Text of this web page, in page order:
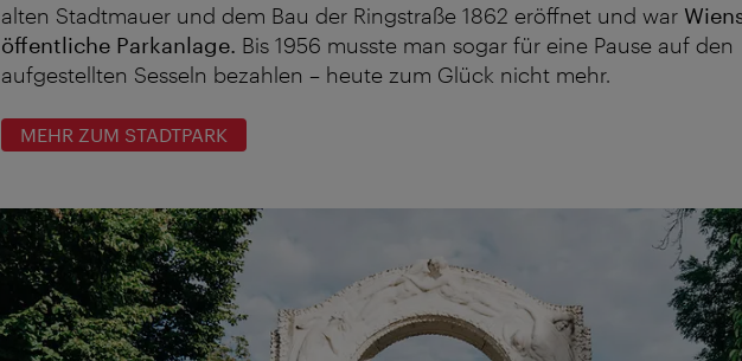
alten Stadtmauer und dem Bau der Ringstraße 1862 eröffnet und war
öffentliche Parkanlage. Bis 1956 musste man sogar für eine Pause auf den
aufgestellten Sesseln bezahlen – heute zum Glück nicht mehr.
MEHR ZUM STADTPARK